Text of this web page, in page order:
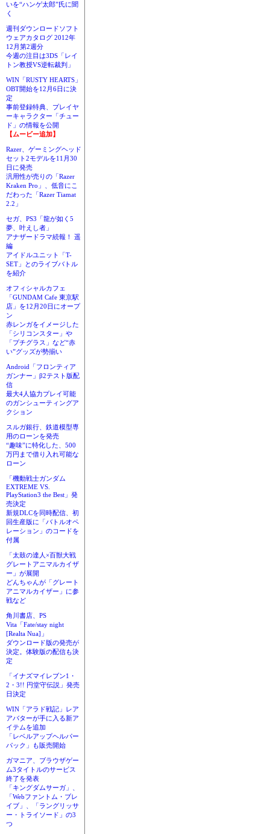
いを“ハンゲ太郎”氏に聞
く
週刊ダウンロードソフト
ウェアカタログ 2012年
12月第2週分
今週の注目は3DS「レイ
トン教授VS逆転裁判」
WIN「RUSTY HEARTS」
OBT開始を12月6日に決
定
事前登録特典、プレイヤ
ーキャラクター「チュー
ド」の情報を公開
【ムービー追加】
Razer、ゲーミングヘッド
セット2モデルを11月30
日に発売
汎用性が売りの「Razer
Kraken Pro」、低音にこ
だわった「Razer Tiamat
2.2」
セガ、PS3「龍が如く5
夢、叶えし者」
アナザードラマ続報！ 遥
編
アイドルユニット「T-
SET」とのライブバトル
を紹介
オフィシャルカフェ
「GUNDAM Cafe 東京駅
店」を12月20日にオープ
ン
赤レンガをイメージした
「シリコンスター」や
「プチグラス」など“赤
い”グッズが勢揃い
Android「フロンティア
ガンナー」β2テスト版配
信
最大4人協力プレイ可能
のガンシューティングア
クション
スルガ銀行、鉄道模型専
用のローンを発売
“趣味”に特化した、500
万円まで借り入れ可能な
ローン
「機動戦士ガンダム
EXTREME VS.
PlayStation3 the Best」発
売決定
新規DLCを同時配信、初
回生産版に「バトルオペ
レーション」のコードを
付属
「太鼓の達人×百獣大戦
グレートアニマルカイザ
ー」が展開
どんちゃんが「グレート
アニマルカイザー」に参
戦など
角川書店、PS
Vita「Fate/stay night
[Realta Nua]」
ダウンロード版の発売が
決定。体験版の配信も決
定
「イナズマイレブン1・
2・3!! 円堂守伝説」発売
日決定
WIN「アラド戦記」レア
アバターが手に入る新ア
イテムを追加
「レベルアップヘルパー
パック」も販売開始
ガマニア、ブラウザゲー
ム3タイトルのサービス
終了を発表
「キングダムサーガ」、
「Webファントム・ブレ
イブ」、「ラングリッサ
ー・トライソード」の3
つ